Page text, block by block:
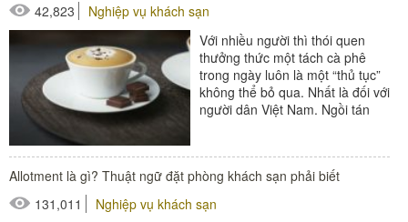
42,823
Nghiệp vụ khách sạn
Với nhiều người thì thói quen
thưởng thức một tách cà phê
trong ngày luôn là một “thủ tục”
không thể bỏ qua. Nhất là đối với
người dân Việt Nam. Ngồi tán
#thiết bị sảnh - ngoại cảnh
Allotment là gì? Thuật ngữ đặt phòng khách sạn phải biết
131,011
Nghiệp vụ khách sạn